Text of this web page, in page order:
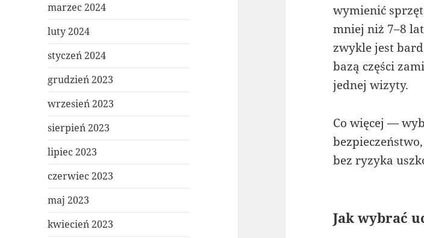
marzec 2024
luty 2024
styczeń 2024
grudzień 2023
wrzesień 2023
sierpień 2023
lipiec 2023
czerwiec 2023
maj 2023
kwiecień 2023
wymienić
mniej niż 7–8
zwykle jest
bazą części
jednej wizyty.
Co więcej —
bez ryzyka
Jak wybrać